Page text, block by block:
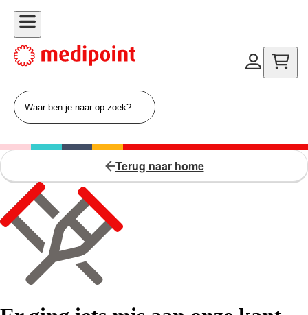
Terug naar home